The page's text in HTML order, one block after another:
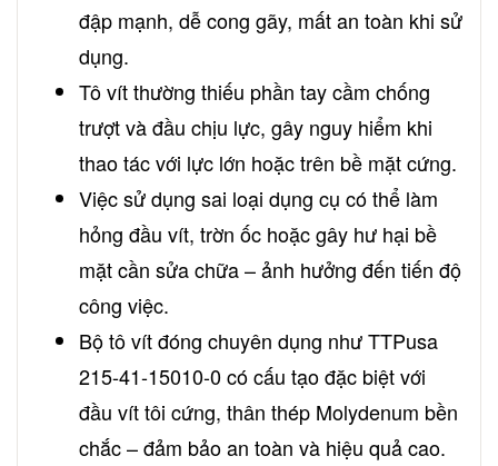
đập mạnh, dễ cong gãy, mất an toàn khi sử
dụng.
Tô vít thường thiếu phần tay cầm chống
trượt và đầu chịu lực, gây nguy hiểm khi
thao tác với lực lớn hoặc trên bề mặt cứng.
Việc sử dụng sai loại dụng cụ có thể làm
hỏng đầu vít, trờn ốc hoặc gây hư hại bề
mặt cần sửa chữa – ảnh hưởng đến tiến độ
công việc.
Bộ tô vít đóng chuyên dụng như TTPusa
215-41-15010-0 có cấu tạo đặc biệt với
đầu vít tôi cứng, thân thép Molydenum bền
chắc – đảm bảo an toàn và hiệu quả cao.